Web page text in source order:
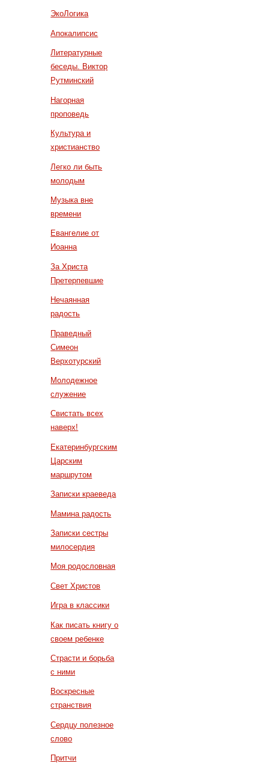
ЭкоЛогика
Апокалипсис
Литературные
беседы. Виктор
Рутминский
Нагорная
проповедь
Культура и
христианство
Легко ли быть
молодым
Музыка вне
времени
Евангелие от
Иоанна
За Христа
Претерпевшие
Нечаянная
радость
Праведный
Симеон
Верхотурский
Молодежное
служение
Свистать всех
наверх!
Екатеринбургским
Царским
маршрутом
Записки краеведа
Мамина радость
Записки сестры
милосердия
Моя родословная
Свет Христов
Игра в классики
Как писать книгу о
своем ребенке
Страсти и борьба
с ними
Воскресные
странствия
Сердцу полезное
слово
Притчи